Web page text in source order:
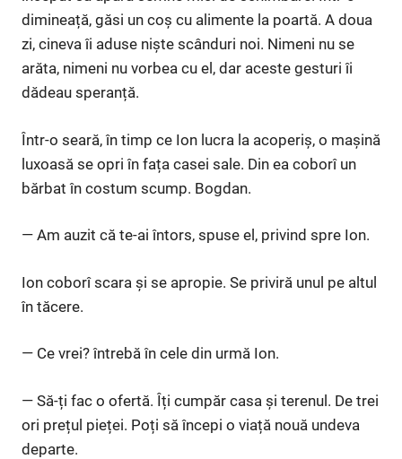
dimineață, găsi un coș cu alimente la poartă. A doua
zi, cineva îi aduse niște scânduri noi. Nimeni nu se
arăta, nimeni nu vorbea cu el, dar aceste gesturi îi
dădeau speranță.
Într-o seară, în timp ce Ion lucra la acoperiș, o mașină
luxoasă se opri în fața casei sale. Din ea coborî un
bărbat în costum scump. Bogdan.
— Am auzit că te-ai întors, spuse el, privind spre Ion.
Ion coborî scara și se apropie. Se priviră unul pe altul
în tăcere.
— Ce vrei? întrebă în cele din urmă Ion.
— Să-ți fac o ofertă. Îți cumpăr casa și terenul. De trei
ori prețul pieței. Poți să începi o viață nouă undeva
departe.